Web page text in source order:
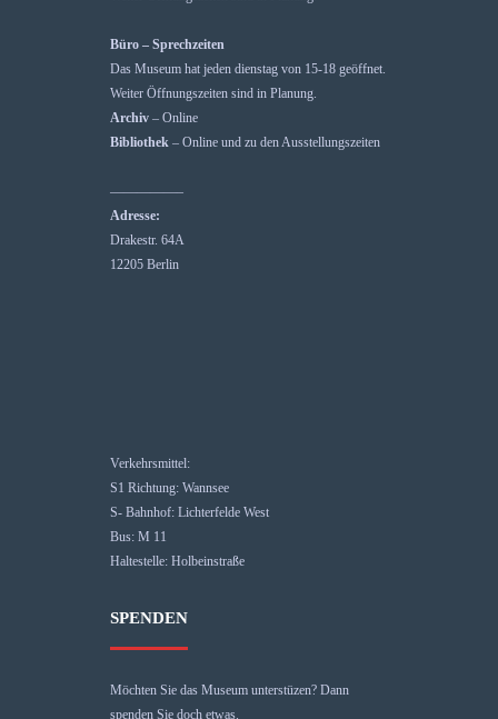
Büro – Sprechzeiten
Das Museum hat jeden dienstag von 15-18 geöffnet.
Weiter Öffnungszeiten sind in Planung.
Archiv – Online
Bibliothek – Online und zu den Ausstellungszeiten
—————–
Adresse:
Drakestr. 64A
12205 Berlin
Verkehrsmittel:
S1 Richtung: Wannsee
S- Bahnhof: Lichterfelde West
Bus: M 11
Haltestelle: Holbeinstraße
SPENDEN
Möchten Sie das Museum unterstüzen? Dann
spenden Sie doch etwas.